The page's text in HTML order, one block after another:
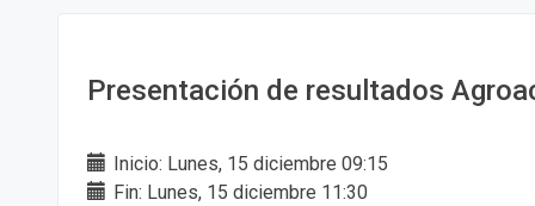
Presentación de resultados
Inicio: Lunes, 15 diciembre 09:15
Fin: Lunes, 15 diciembre 11:30